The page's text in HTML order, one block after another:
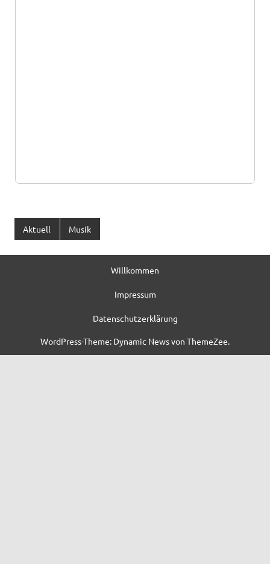
Aktuell Musik
Willkommen
Impressum
Datenschutzerklärung
WordPress-Theme: Dynamic News von ThemeZee.